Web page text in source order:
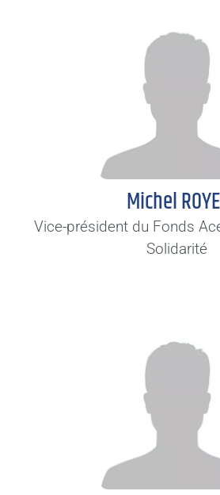
Michel
Vice-président du Fonds
Solidarité